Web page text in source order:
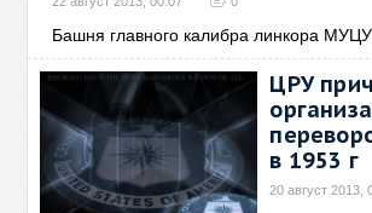
Башня главного калибра линкора
ЦРУ
в 1953 г
20 август 2013,